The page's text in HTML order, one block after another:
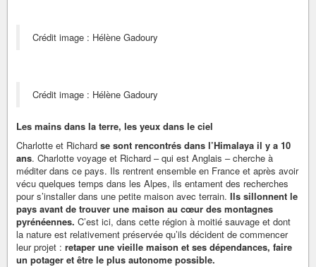
Crédit image : Hélène Gadoury
Crédit image : Hélène Gadoury
Les mains dans la terre, les yeux dans le ciel
Charlotte et Richard se sont rencontrés dans l’Himalaya il y a 10
ans. Charlotte voyage et Richard – qui est Anglais – cherche à
méditer dans ce pays. Ils rentrent ensemble en France et après avoir
vécu quelques temps dans les Alpes, ils entament des recherches
pour s’installer dans une petite maison avec terrain. Ils sillonnent le
pays avant de trouver une maison au cœur des montagnes
pyrénéennes. C’est ici, dans cette région à moitié sauvage et dont
la nature est relativement préservée qu’ils décident de commencer
leur projet : retaper une vieille maison et ses dépendances, faire
un potager et être le plus autonome possible.